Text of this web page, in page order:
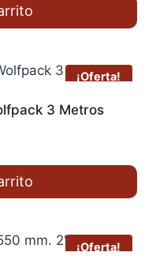
¡Oferta!
3 Metros
¡Oferta!